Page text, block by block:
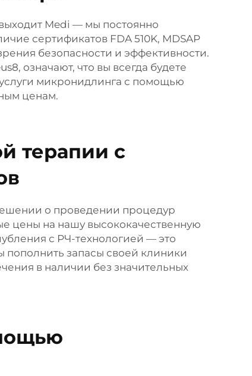
Medi — мы постоянно
сертификатов FDA 510K, MDSAP
безопасности и эффективности.
означают, что вы всегда будете
микронидлинга с помощью
ценам.
терапии с
о проведении процедур
цены на нашу высококачественную
с РЧ-технологией — это
пополнить запасы своей клиники
в наличии без значительных